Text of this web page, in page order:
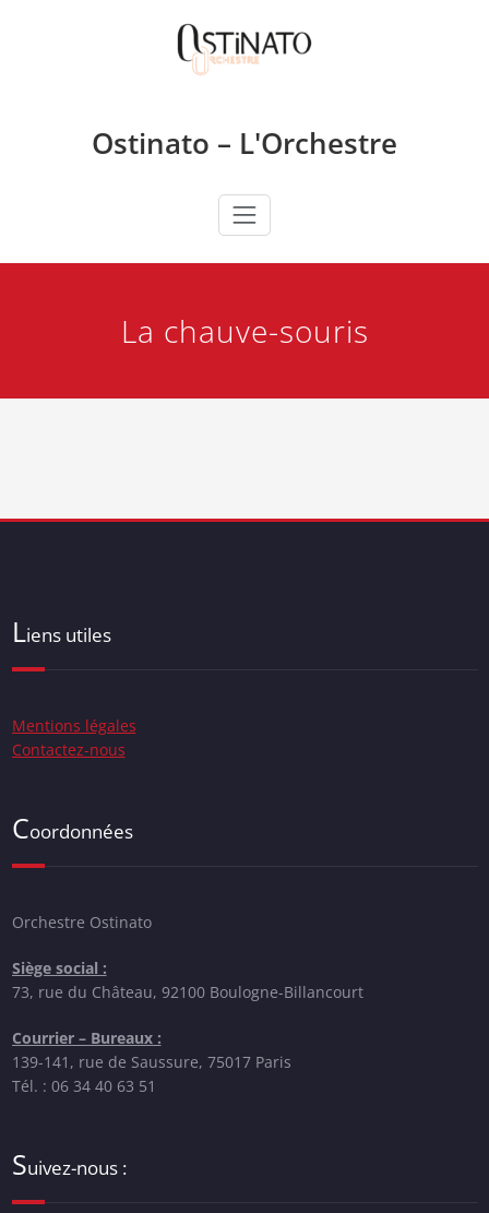
Ostinato – L'Orchestre
La chauve-souris
Liens utiles
Mentions légales
Contactez-nous
Coordonnées
Orchestre Ostinato
Siège social :
73, rue du Château, 92100 Boulogne-Billancourt
Courrier – Bureaux :
139-141, rue de Saussure, 75017 Paris
Tél. : 06 34 40 63 51
Suivez-nous :